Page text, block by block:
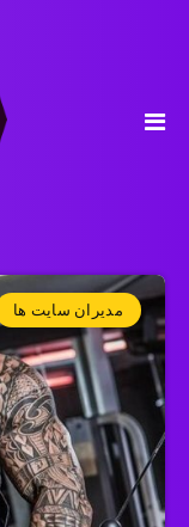
مدیران سایت ها